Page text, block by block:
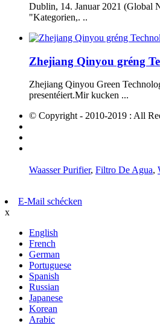
Dublin, 14. Januar 2021 (Global
"Kategorien,. ..
Zhejiang Qinyou gréng
Zhejiang Qinyou Green
presentéiert.Mir kucken ...
© Copyright - 2010-2019 : All
Waasser Purifier, Filtro De Agua,
E-Mail schécken
x
English
French
German
Portuguese
Spanish
Russian
Japanese
Korean
Arabic